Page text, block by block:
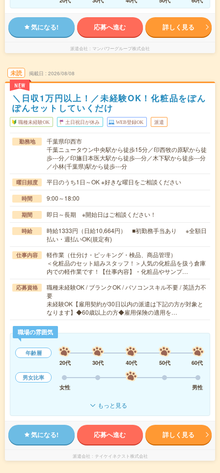
気になる! 応募へ進む 詳しく見る
派遣会社 マンパワーグループ株式会社
未読
NEW
掲載日 2026/08/08
＼日収1万円以上！／未経験OK！化粧品をぽん
ぽんセットしていくだけ
職種未経験OK 土日祝日が休み WEB登録OK 派遣
勤務地
千葉県印西市
千葉ニュータウン中央駅から徒歩15分／印西牧の原駅から徒
歩---分／印旛日本医大駅から徒歩---分／木下駅から徒歩---分
／小林(千葉県)駅から徒歩---分
曜日頻度 平日のうち1日～OK ※好きな曜日をご相談ください
時間 9:00～18:00
期間 即日～長期 ※開始日はご相談ください！
時給
時給1333円（日給10,664円） ■初勤務手当あり ※全額日
払い・週払いOK(規定有)
仕事内容
軽作業（仕分け・ピッキング・検品、商品管理）
＜化粧品のセット組みスタッフ！＞人気の化粧品を扱う倉庫
内での軽作業です！【仕事内容】・化粧品やサンプ…
応募資格
職種未経験OK / ブランクOK / パソコンスキル不要 / 英語力不
要
未経験OK【雇用契約が30日以内の派遣は下記の方が対象と
なります】◆60歳以上の方◆雇用保険の適用を…
職場の雰囲気
年齢層
20代
30代 40代 50代
60代
男女比率
女性
男性
もっと見る
気になる! 応募へ進む 詳しく見る
派遣会社 テイケイネクスト株式会社